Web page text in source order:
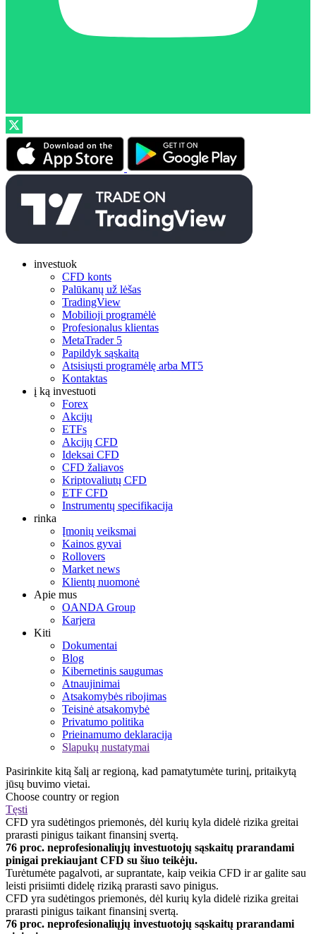
investuok
CFD konts
Palūkanų už lėšas
TradingView
Mobilioji programėlė
Profesionalus klientas
MetaTrader 5
Papildyk sąskaitą
Atsisiųsti programėlę arba MT5
Kontaktas
į ką investuoti
Forex
Akcijų
ETFs
Akcijų CFD
Ideksai CFD
CFD žaliavos
Kriptovaliutų CFD
ETF CFD
Instrumentų specifikacija
rinka
Įmonių veiksmai
Kainos gyvai
Rollovers
Market news
Klientų nuomonė
Apie mus
OANDA Group
Karjera
Kiti
Dokumentai
Blog
Kibernetinis saugumas
Atnaujinimai
Atsakomybės ribojimas
Teisinė atsakomybė
Privatumo politika
Prieinamumo deklaracija
Slapukų nustatymai
Pasirinkite kitą šalį ar regioną, kad pamatytumėte turinį, pritaikytą
jūsų buvimo vietai.
Choose country or region
Tęsti
CFD yra sudėtingos priemonės, dėl kurių kyla didelė rizika greitai
prarasti pinigus taikant finansinį svertą.
76 proc. neprofesionaliųjų investuotojų sąskaitų prarandami
pinigai prekiaujant CFD su šiuo teikėju.
Turėtumėte pagalvoti, ar suprantate, kaip veikia CFD ir ar galite sau
leisti prisiimti didelę riziką prarasti savo pinigus.
CFD yra sudėtingos priemonės, dėl kurių kyla didelė rizika greitai
prarasti pinigus taikant finansinį svertą.
76 proc. neprofesionaliųjų investuotojų sąskaitų prarandami